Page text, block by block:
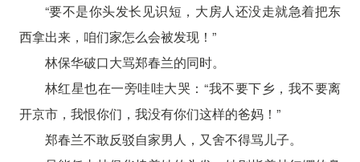
“要不是你头发长见识短，大房人还没走就急着把东
西拿出来，咱们家怎么会被发现！”
林保华破口大骂郑春兰的同时。
林红星也在一旁哇哇大哭：“我不要下乡，我不要离
开京市，我恨你们，我没有你们这样的爸妈！”
郑春兰不敢反驳自家男人，又舍不得骂儿子。